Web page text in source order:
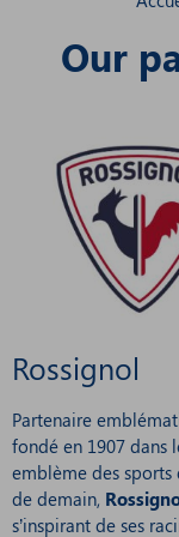
Our
Rossignol
Partenaire
fondé en 1907 dans
emblème des sports
de demain,
s’inspirant de ses